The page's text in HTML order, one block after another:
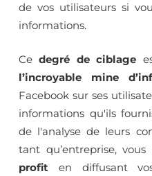
de vos utilisateurs si
informations.
Cedegré de ciblage
l’incroyable mine
Facebook sur ses
informations qu'ils
de l'analyse de leurs
tant qu’entreprise,
profit en diffusant